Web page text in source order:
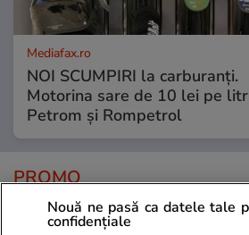
Mediafax.ro
NOI SCUMPIRI la carburanți.
Motorina sare de 10 lei pe
Petrom și Rompetrol
PROMO
Nouă ne pasă ca datele tale
confidențiale